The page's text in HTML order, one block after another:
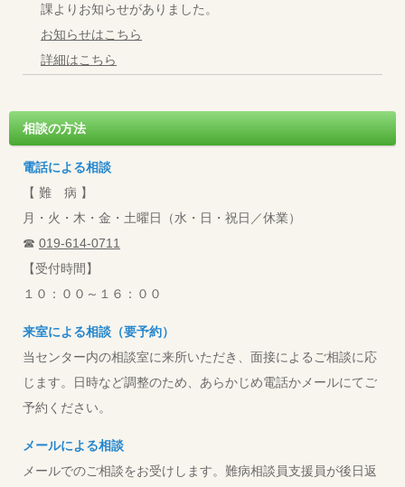
課よりお知らせがありました。
お知らせはこちら
詳細はこちら
相談の方法
電話による相談
【 難 病 】
月・火・木・金・土曜日（水・日・祝日／休業）
☎ 019-614-0711
【受付時間】
１０：００～１６：００
来室による相談（要予約）
当センター内の相談室に来所いただき、面接によるご相談に応
じます。日時など調整のため、あらかじめ電話かメールにてご
予約ください。
メールによる相談
メールでのご相談をお受けします。難病相談員支援員が後日返